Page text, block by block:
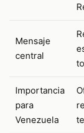
Mensaje
central
Importancia
para
Venezuela